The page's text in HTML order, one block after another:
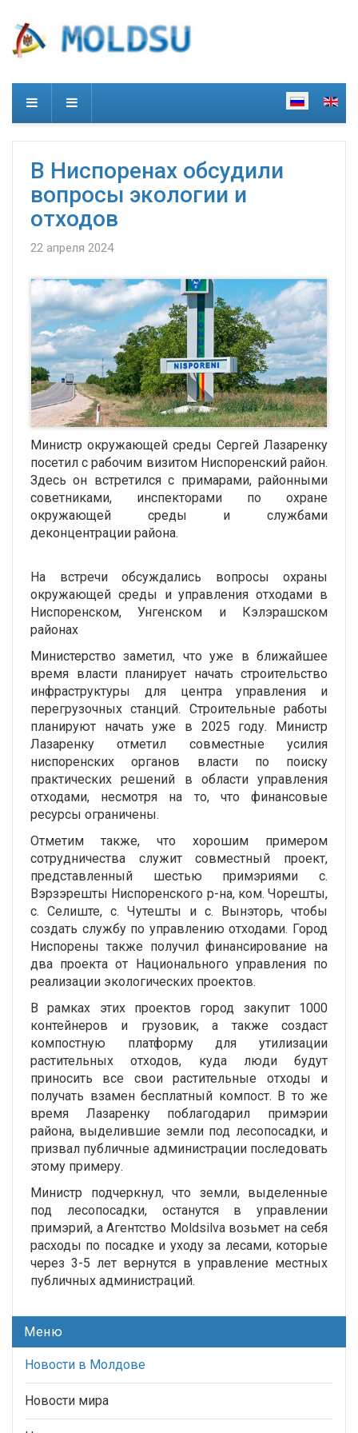
В Ниспоренах обсудили
вопросы экологии и
отходов
22 апреля 2024
Министр окружающей среды Сергей Лазаренку
посетил с рабочим визитом Ниспоренский район.
Здесь он встретился с примарами, районными
советниками, инспекторами по охране
окружающей среды и службами
деконцентрации района.
На встречи обсуждались вопросы охраны
окружающей среды и управления отходами в
Ниспоренском, Унгенском и Кэлэрашском
районах
Министерство заметил, что уже в ближайшее
время власти планирует начать строительство
инфраструктуры для центра управления и
перегрузочных станций. Строительные работы
планируют начать уже в 2025 году. Министр
Лазаренку отметил совместные усилия
ниспоренских органов власти по поиску
практических решений в области управления
отходами, несмотря на то, что финансовые
ресурсы ограничены.
Отметим также, что хорошим примером
сотрудничества служит совместный проект,
представленный шестью примэриями с.
Вэрзэрешты Ниспоренского р-на, ком. Чорешты,
с. Селиште, с. Чутешты и с. Вынэторь, чтобы
создать службу по управлению отходами. Город
Ниспорены также получил финансирование на
два проекта от Национального управления по
реализации экологических проектов.
В рамках этих проектов город закупит 1000
контейнеров и грузовик, а также создаст
компостную платформу для утилизации
растительных отходов, куда люди будут
приносить все свои растительные отходы и
получать взамен бесплатный компост. В то же
время Лазаренку поблагодарил примэрии
района, выделившие земли под лесопосадки, и
призвал публичные администрации последовать
этому примеру.
Министр подчеркнул, что земли, выделенные
под лесопосадки, останутся в управлении
примэрий, а Агентство Moldsilva возьмет на себя
расходы по посадке и уходу за лесами, которые
через 3-5 лет вернутся в управление местных
публичных администраций.
Меню
Новости в Молдове
Новости мира